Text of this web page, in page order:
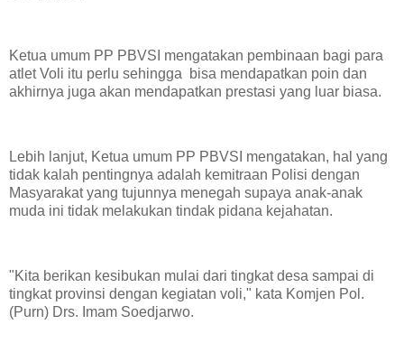
Ketua umum PP PBVSI mengatakan pembinaan bagi para
atlet Voli itu perlu sehingga bisa mendapatkan poin dan
akhirnya juga akan mendapatkan prestasi yang luar biasa.
Lebih lanjut, Ketua umum PP PBVSI mengatakan, hal yang
tidak kalah pentingnya adalah kemitraan Polisi dengan
Masyarakat yang tujunnya menegah supaya anak-anak
muda ini tidak melakukan tindak pidana kejahatan.
"Kita berikan kesibukan mulai dari tingkat desa sampai di
tingkat provinsi dengan kegiatan voli," kata Komjen Pol.
(Purn) Drs. Imam Soedjarwo.